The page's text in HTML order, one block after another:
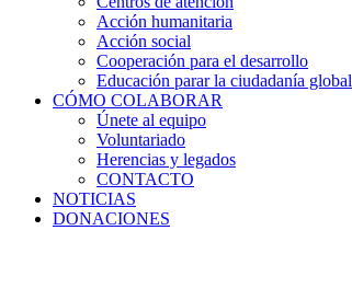
Acción humanitaria
Acción social
Cooperación para el desarrollo
Educación parar la ciudadanía global
CÓMO COLABORAR
Únete al equipo
Voluntariado
Herencias y legados
CONTACTO
NOTICIAS
DONACIONES